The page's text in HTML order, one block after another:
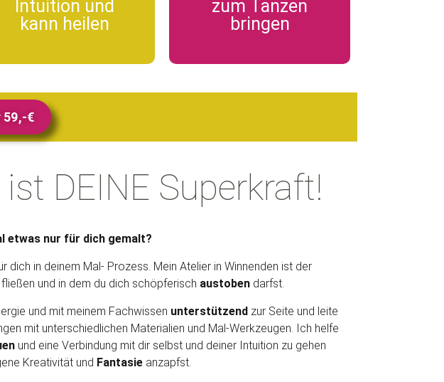
Intuition und
kann heilen
zum Tanzen
bringen
€
DEINE Superkraft!
etwas nur für dich gemalt?
dich in deinem Mal- Prozess. Mein Atelier in Winnenden ist der
fließen und in dem du dich schöpferisch austobendarfst.
und mit meinem Fachwissen unterstützendzur Seite und leite
mit unterschiedlichen Materialien und Mal-Werkzeugen. Ich helfe
und eine Verbindung mit dir selbst und deiner Intuition zu gehen
Kreativität und Fantasieanzapfst.